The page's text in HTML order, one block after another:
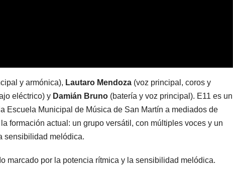
y armónica), Lautaro Mendoza (voz principal, coros y
eléctrico) y Damián Bruno (batería y voz principal). E11 es un
Escuela Municipal de Música de San Martín a mediados de
formación actual: un grupo versátil, con múltiples voces y un
sensibilidad melódica.
marcado por la potencia rítmica y la sensibilidad melódica.